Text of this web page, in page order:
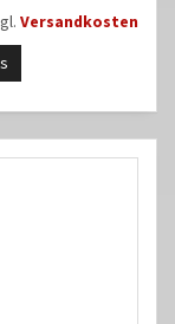
Versandkosten